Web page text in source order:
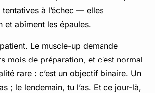
à l’échec — elles
et abîment les épaules.
Le muscle-up demande
mois de préparation, et c’est normal.
rare : c’est un objectif binaire. Un
; le lendemain, tu l’as. Et ce jour-là,